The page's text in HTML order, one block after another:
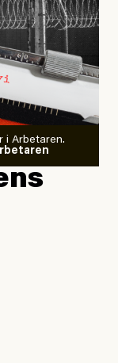
när ETC
har slutat
i Arbetaren.